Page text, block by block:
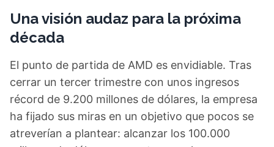
Una visión audaz para la próxima
década
El punto de partida de AMD es envidiable. Tras
cerrar un tercer trimestre con unos ingresos
récord de 9.200 millones de dólares, la empresa
ha fijado sus miras en un objetivo que pocos se
atreverían a plantear: alcanzar los 100.000